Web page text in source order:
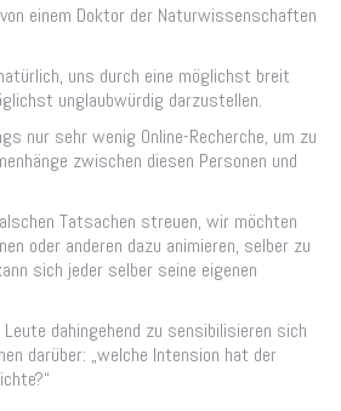
einem Doktor der Naturwissenschaften
uns durch eine möglichst breit
unglaubwürdig darzustellen.
nur sehr wenig Online-Recherche, um zu
zwischen diesen Personen und
Tatsachen streuen, wir möchten
oder anderen dazu animieren, selber zu
sich jeder selber seine eigenen
dahingehend zu sensibilisieren sich
darüber: „welche Intension hat der